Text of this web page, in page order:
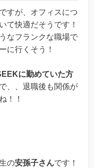
ですが、オフィスにつ
て快適だそうです！
なフランクな職場で
に行くそう！
に勤めていた方
、、退職後も関係が
！！
の安孫子さんです！